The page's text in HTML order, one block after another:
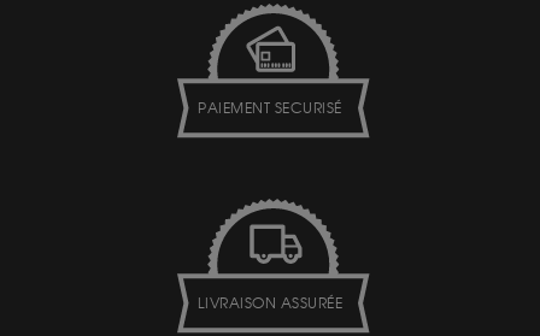
PAIEMENT SECURISÉ
LIVRAISON ASSURÉE